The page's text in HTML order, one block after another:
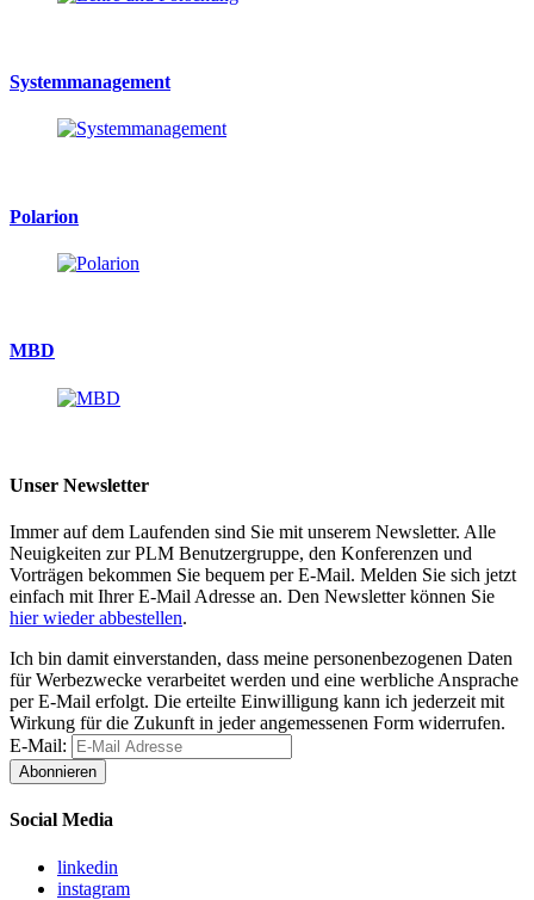
Systemmanagement
Polarion
MBD
Unser Newsletter
Immer auf dem Laufenden sind Sie mit unserem Newsletter. Alle
Neuigkeiten zur PLM Benutzergruppe, den Konferenzen und
Vorträgen bekommen Sie bequem per E-Mail. Melden Sie sich jetzt
einfach mit Ihrer E-Mail Adresse an. Den Newsletter können Sie
hier wieder abbestellen.
Ich bin damit einverstanden, dass meine personenbezogenen Daten
für Werbezwecke verarbeitet werden und eine werbliche Ansprache
per E-Mail erfolgt. Die erteilte Einwilligung kann ich jederzeit mit
Wirkung für die Zukunft in jeder angemessenen Form widerrufen.
E-Mail:
Abonnieren
Social Media
linkedin
instagram